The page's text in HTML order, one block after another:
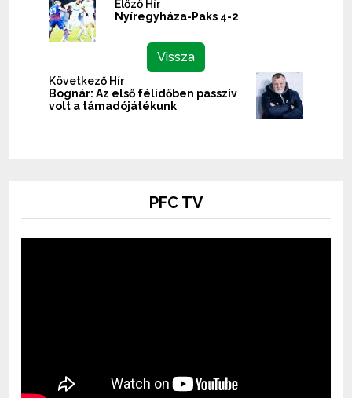
Előző Hír
Nyíregyháza-Paks 4-2
Vissza
Következő Hír
Bognár: Az első félidőben passzív
volt a támadójátékunk
PFC TV